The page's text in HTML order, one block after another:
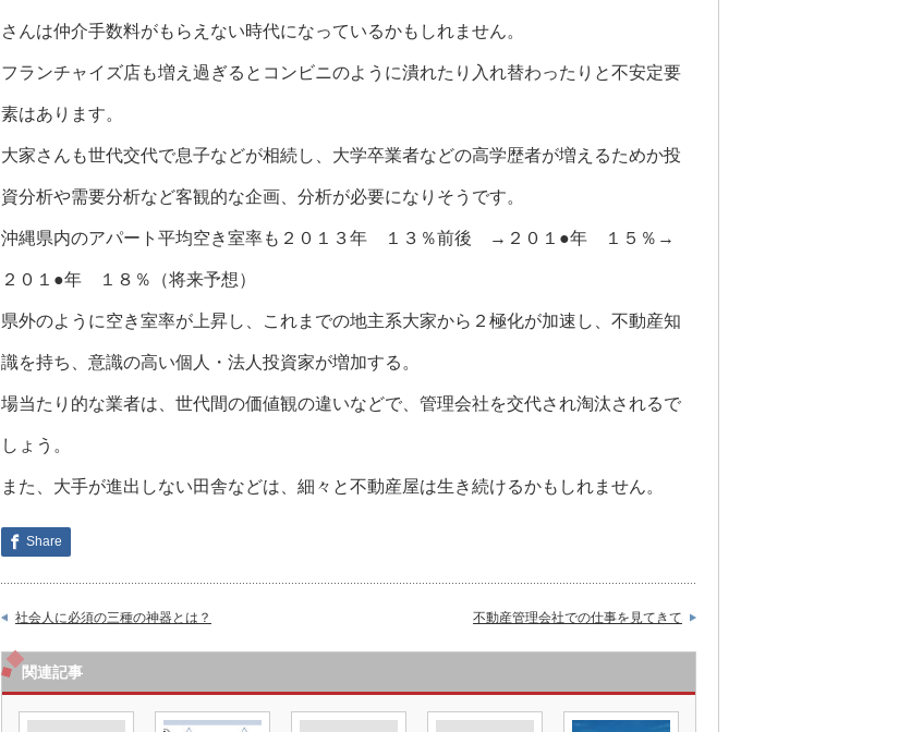
さんは仲介手数料がもらえない時代になっているかもしれません。
フランチャイズ店も増え過ぎるとコンビニのように潰れたり入れ替わったりと不安定要
素はあります。
大家さんも世代交代で息子などが相続し、大学卒業者などの高学歴者が増えるためか投
資分析や需要分析など客観的な企画、分析が必要になりそうです。
沖縄県内のアパート平均空き室率も２０１３年 １３％前後 →２０１●年 １５％→
２０１●年 １８％（将来予想）
県外のように空き室率が上昇し、これまでの地主系大家から２極化が加速し、不動産知
識を持ち、意識の高い個人・法人投資家が増加する。
場当たり的な業者は、世代間の価値観の違いなどで、管理会社を交代され淘汰されるで
しょう。
また、大手が進出しない田舎などは、細々と不動産屋は生き続けるかもしれません。
Share
社会人に必須の三種の神器とは？ 不動産管理会社での仕事を見てきて
関連記事